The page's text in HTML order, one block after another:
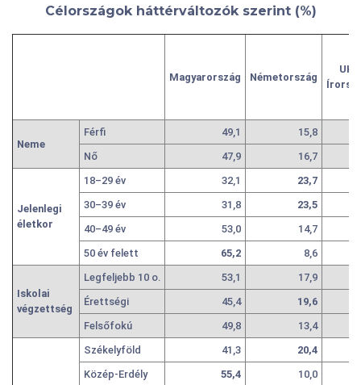
Célországok háttérváltozók szerint (%)
Magyarország Németország
UK,
Ír
Neme
Férfi 49,1 15,8
Nő
47,9 16,7
Jelenlegi
életkor
18–29 év 32,1 23,7
30–39 év
31,8 23,5
40–49 év
53,0 14,7
50 év felett
65,2 8,6
Iskolai
végzettség
Legfeljebb 10 o. 53,1 17,9
Érettségi
45,4 19,6
Felsőfokú
49,8 13,4
Székelyföld 41,3 20,4
Közép-Erdély
55,4 10,0